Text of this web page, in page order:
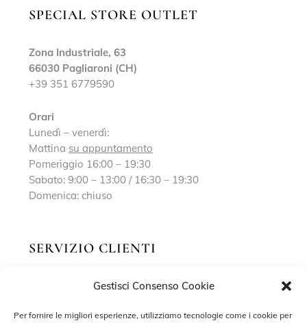
Gestisci Consenso Cookie
Per fornire le migliori esperienze, utilizziamo tecnologie come i cookie per
SPECIAL STORE OUTLET
Zona Industriale, 63
66030 Pagliaroni (CH)
+39 351 6779590
Orari
Lunedì – venerdì:
Mattina su appuntamento
Pomeriggio 16:00 – 19:30
Sabato: 9:00 – 13:00 / 16:30 – 19:30
Domenica: chiuso
SERVIZIO CLIENTI
Richiedi un appuntamento
Contatti